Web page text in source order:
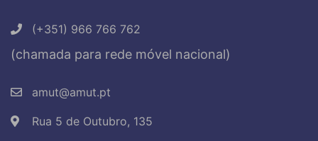
(+351) 966 766 762
(chamada para rede móvel nacional)
amut@amut.pt
Rua 5 de Outubro, 135